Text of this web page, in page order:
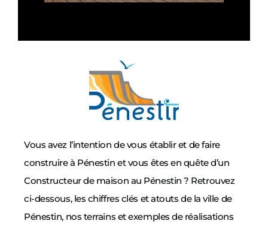
Vous avez l’intention de vous établir et de faire
construire à Pénestin et vous êtes en quête d’un
Constructeur de maison au Pénestin ? Retrouvez
ci-dessous, les chiffres clés et atouts de la ville de
Pénestin, nos terrains et exemples de réalisations